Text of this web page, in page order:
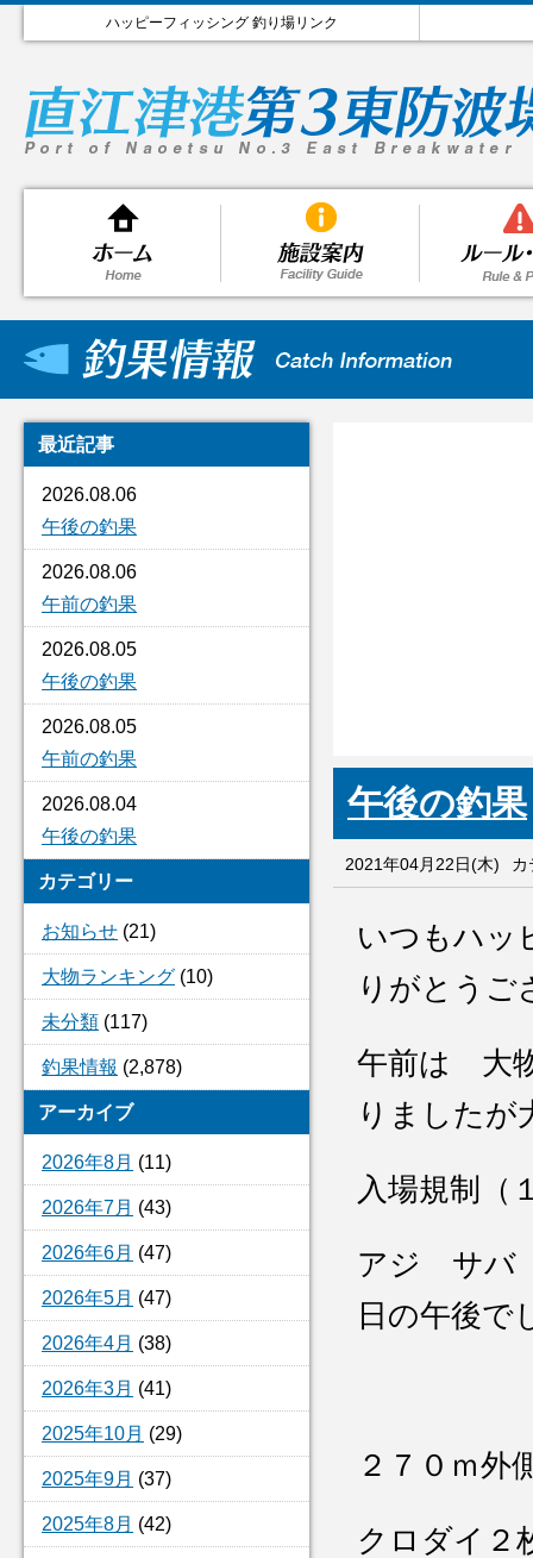
ハッピーフィッシング 釣り場リンク
最近記事
2026.08.06
午後の釣果
2026.08.06
午前の釣果
2026.08.05
午後の釣果
2026.08.05
午前の釣果
2026.08.04
午後の釣果
カテゴリー
お知らせ (21)
大物ランキング (10)
未分類 (117)
釣果情報 (2,878)
アーカイブ
2026年8月 (11)
2026年7月 (43)
2026年6月 (47)
2026年5月 (47)
2026年4月 (38)
2026年3月 (41)
2025年10月 (29)
2025年9月 (37)
2025年8月 (42)
午後の釣果
2021年04月22日(木) カ
いつもハッ
りがとうご
午前は 大
りましたが
入場規制（
アジ サバ
日の午後で
２７０ｍ
クロダイ